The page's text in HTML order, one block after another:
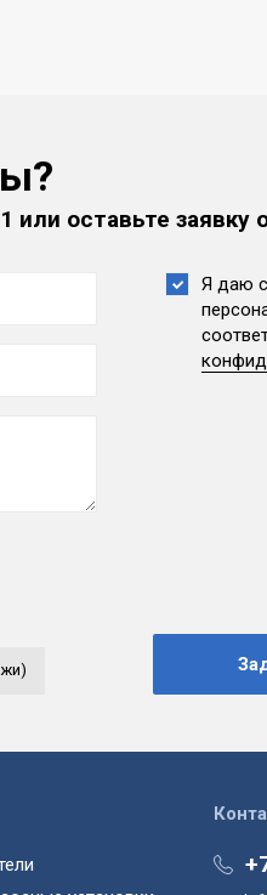
или оставьте заявку
Я даю